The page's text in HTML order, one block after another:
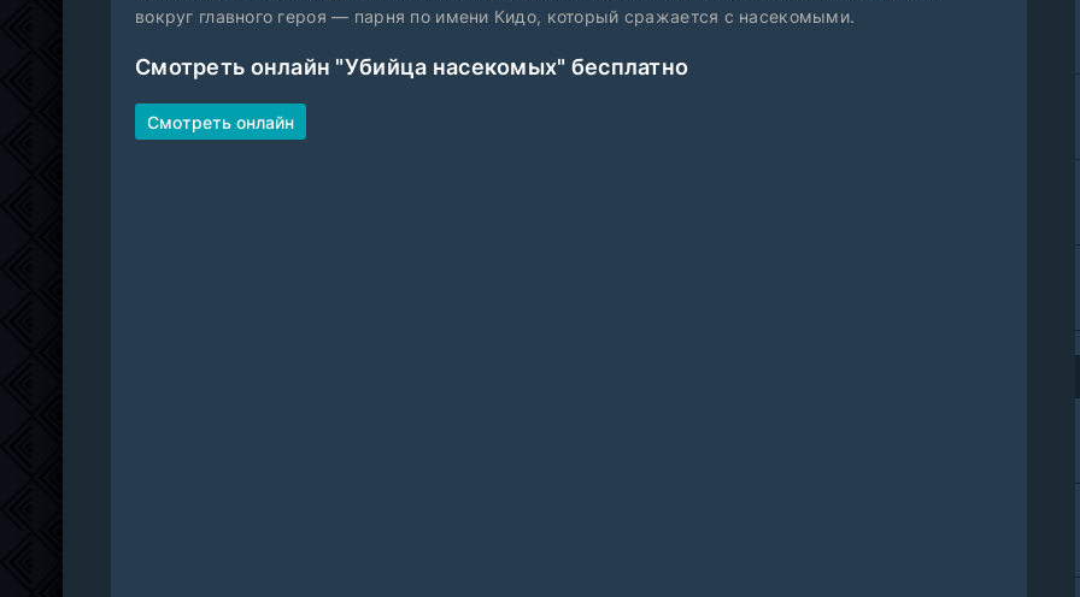
вокруг главного героя — парня по имени Кидо, который сражается с насекомыми.
Смотреть онлайн "Убийца насекомых" бесплатно
Смотреть онлайн